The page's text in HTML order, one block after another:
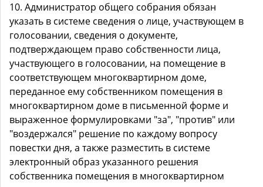
10. Администратор общего собрания обязан
указать в системе сведения о лице, участвующем в
голосовании, сведения о документе,
подтверждающем право собственности лица,
участвующего в голосовании, на помещение в
соответствующем многоквартирном доме,
переданное ему собственником помещения в
многоквартирном доме в письменной форме и
выраженное формулировками "за", "против" или
"воздержался" решение по каждому вопросу
повестки дня, а также разместить в системе
электронный образ указанного решения
собственника помещения в многоквартирном